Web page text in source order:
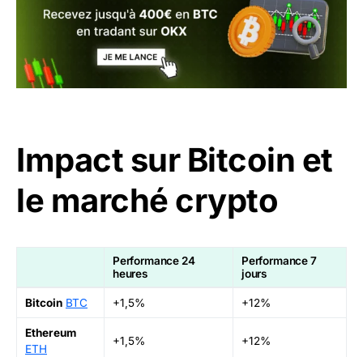
Impact sur Bitcoin et
le marché crypto
Performance 24
heures
Performance 7
jours
Bitcoin BTC +1,5% +12%
Ethereum
ETH
+1,5% +12%